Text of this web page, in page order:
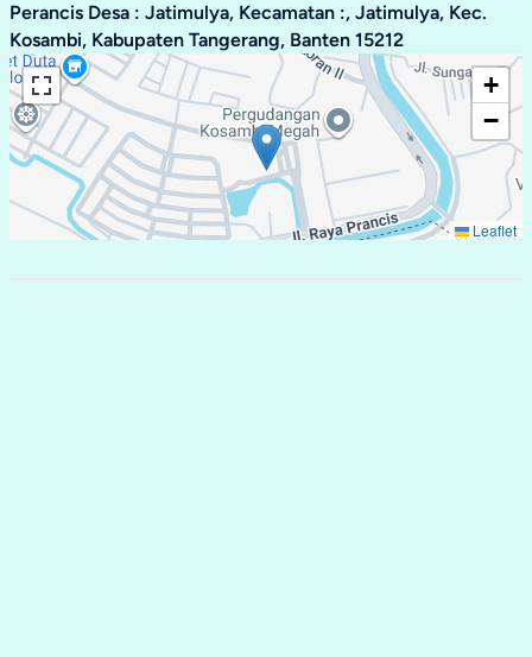
Perancis Desa : Jatimulya, Kecamatan :, Jatimulya, Kec.
Kosambi, Kabupaten Tangerang, Banten 15212
+
−
Leaflet